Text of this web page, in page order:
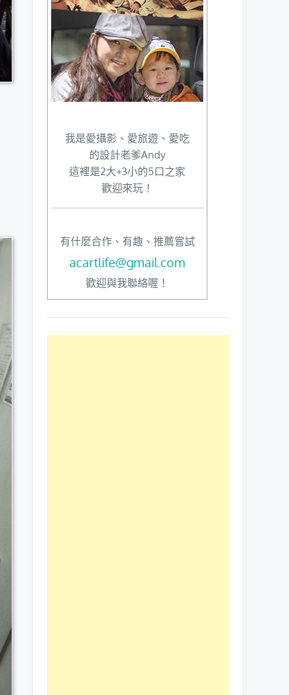
我是愛攝影、愛旅遊、愛吃
的設計老爹Andy
這裡是2大+3小的5口之家
歡迎來玩！
有什麼合作、有趣、推薦嘗試
acartlife@gmail.com
歡迎與我聯絡喔！